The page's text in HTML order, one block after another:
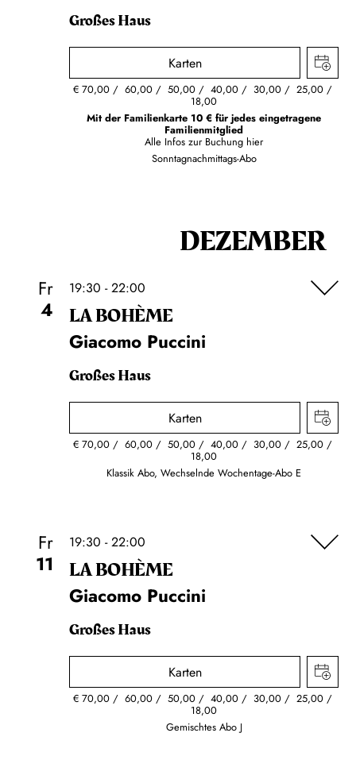
Großes Haus
Karten
€ 70,00 60,00 50,00 40,00 30,00 25,00
18,00
Mit der Familienkarte 10 € für jedes eingetragene
Familienmitglied
Alle Infos zur Buchung hier
Sonntagnachmittags-Abo
DEZEMBER
Fr
4
19:30 - 22:00
LA BOHÈME
Giacomo Puccini
Großes Haus
Karten
€ 70,00 60,00 50,00 40,00 30,00 25,00
18,00
Klassik Abo, Wechselnde Wochentage-Abo E
Fr
11
19:30 - 22:00
LA BOHÈME
Giacomo Puccini
Großes Haus
Karten
€ 70,00 60,00 50,00 40,00 30,00 25,00
18,00
Gemischtes Abo J